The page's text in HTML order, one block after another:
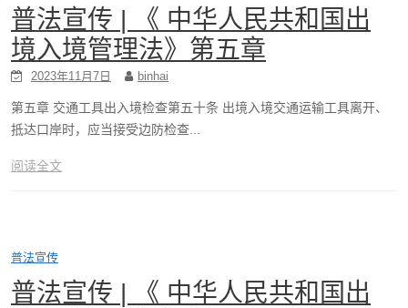
普法宣传 | 《 中华人民共和国出
境入境管理法》第五章
2023年11月7日 binhai
第五章 交通工具出入境检查第五十条 出境入境交通运输工具离开、
抵达口岸时，应当接受边防检查...
阅读全文
普法宣传
普法宣传 | 《 中华人民共和国出